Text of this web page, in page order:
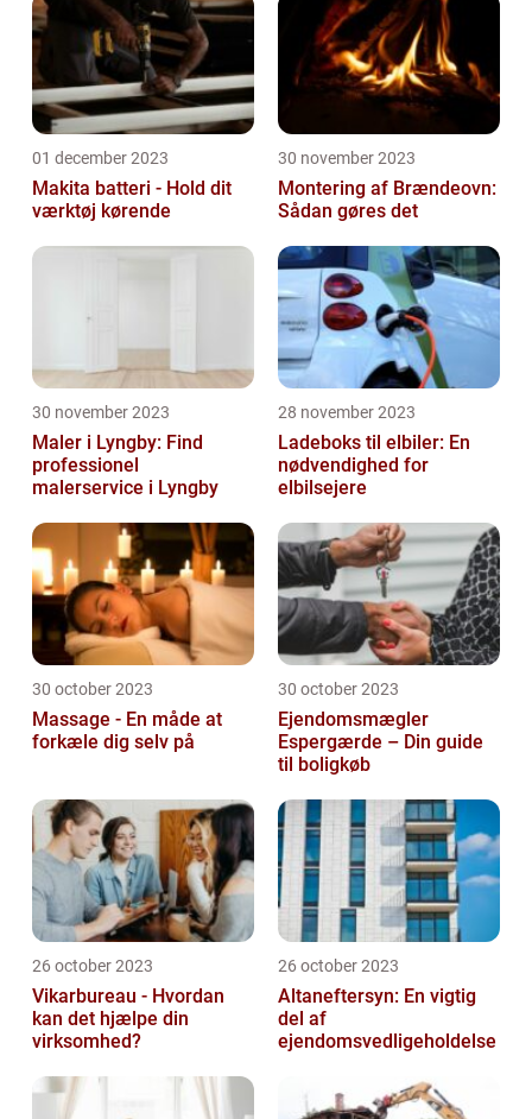
01 december 2023
Makita batteri - Hold dit
værktøj kørende
30 november 2023
Montering af Brændeovn:
Sådan gøres det
30 november 2023
Maler i Lyngby: Find
professionel
malerservice i Lyngby
28 november 2023
Ladeboks til elbiler: En
nødvendighed for
elbilsejere
30 october 2023
Massage - En måde at
forkæle dig selv på
30 october 2023
Ejendomsmægler
Espergærde – Din guide
til boligkøb
26 october 2023
Vikarbureau - Hvordan
kan det hjælpe din
virksomhed?
26 october 2023
Altaneftersyn: En vigtig
del af
ejendomsvedligeholdelse